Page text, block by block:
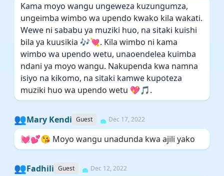
Kama moyo wangu ungeweza kuzungumza,
ungeimba wimbo wa upendo kwako kila wakati.
Wewe ni sababu ya muziki huo, na sitaki kuishi
bila ya kuusikia 🎶💘. Kila wimbo ni kama
wimbo wa upendo wetu, unaoendelea kuimba
ndani ya moyo wangu. Nakupenda kwa namna
isiyo na kikomo, na sitaki kamwe kupoteza
muziki huo wa upendo wetu 💖🎵.
👥Mary Kendi Guest Dec 17, 2022
💓💕😘 Moyo wangu unadunda kwa ajili yako
👥Fadhili Guest Dec 12, 2022